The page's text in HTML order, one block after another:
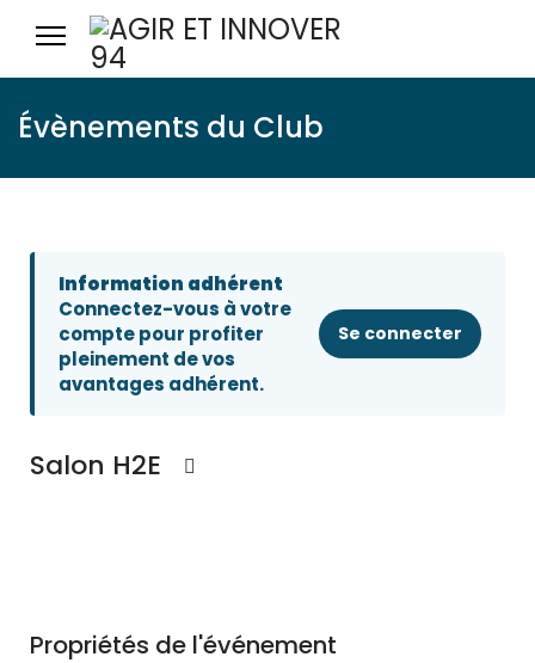
Évènements du Club
Information adhérent
Connectez-vous à votre
compte pour profiter
pleinement de vos
avantages adhérent.
Se connecter
Salon H2E
Propriétés de l'événement